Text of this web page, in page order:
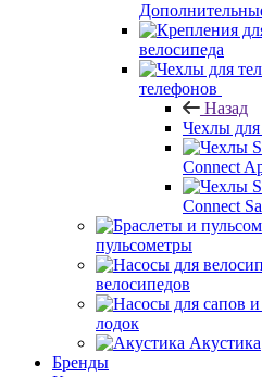
велосипеда
телефонов
Назад
Чехлы
Connect
Connect
пульсометры
велосипедов
лодок
Акустика
Бренды